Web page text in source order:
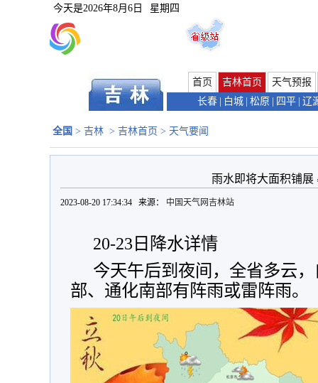
今天是2026年8月6日 星期四
首页 吉林首页
天气预报
长春
白城 松原 四平 辽
全国 > 吉林 > 吉林首页 > 天气要闻
雨水即将大面积铺展
2023-08-20 17:34:34 来源： 中国天气网吉林站
20-23日降水详情
今天午后到夜间，全省多云
部、通化南部有阵雨或雷阵雨。